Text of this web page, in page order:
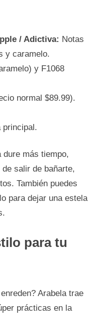
/ Adictiva: Notas
y caramelo.
y F1068
normal $89.99).
principal.
dure más tiempo,
salir de bañarte,
También puedes
para dejar una estela
para tu
Arabela trae
prácticas en la